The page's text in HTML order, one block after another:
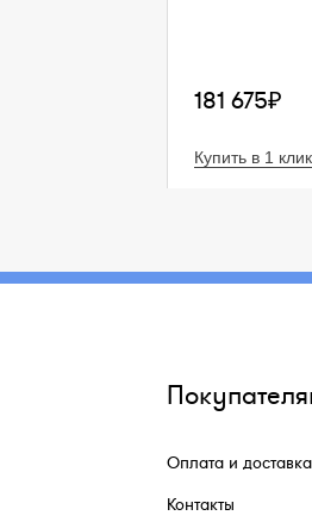
181 675₽
Купить в 1 клик
Оплата и доставка
Контакты